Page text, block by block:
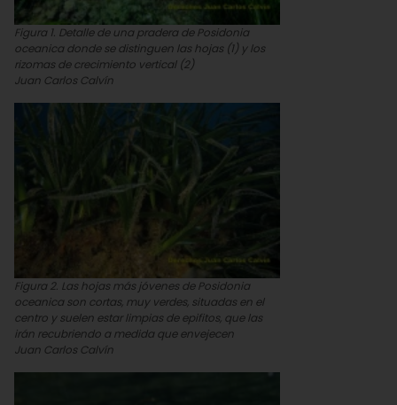
Figura 1. Detalle de una pradera de Posidonia
oceanica donde se distinguen las hojas (1) y los
rizomas de crecimiento vertical (2)
Juan Carlos Calvín
Figura 2. Las hojas más jóvenes de Posidonia
oceanica son cortas, muy verdes, situadas en el
centro y suelen estar limpias de epifitos, que las
irán recubriendo a medida que envejecen
Juan Carlos Calvín